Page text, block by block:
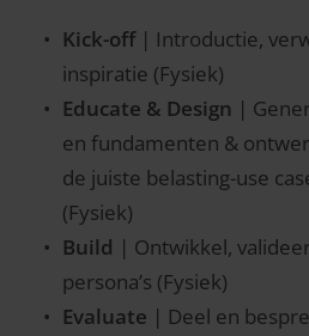
Kick-off| Introductie,
inspiratie (Fysiek)
Educate & Design |
en fundamenten &
de juiste belasting-use
(Fysiek)
Build | Ontwikkel,
persona’s (Fysiek)
Evaluate | Deel en